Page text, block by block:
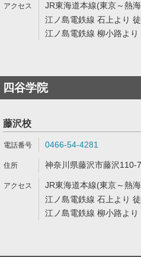
JR東海道本線(東京～熱
江ノ島電鉄線 石上より
江ノ島電鉄線 柳小路よ
四谷学院
藤沢校
0466-54-4281
神奈川県藤沢市藤沢110-
JR東海道本線(東京～熱
江ノ島電鉄線 石上より
江ノ島電鉄線 柳小路よ